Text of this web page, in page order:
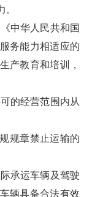
中华人民共和国
务能力相适应的
产教育和培训，
的经营范围内从
规章禁止运输的
承运车辆及驾驶
辆具备合法有效